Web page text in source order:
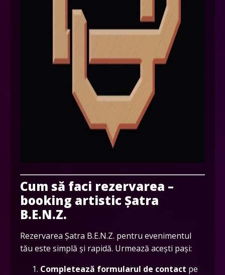
Cum să faci rezervarea –
booking artistic Șatra
B.E.N.Z.
Rezervarea Șatra B.E.N.Z. pentru evenimentul
tău este simplă și rapidă. Urmează acești pași:
Completează formularul de contact pe